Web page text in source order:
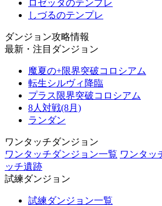
ロゼッタのテンプレ
しづるのテンプレ
ダンジョン攻略情報
最新・注目ダンジョン
魔夏の+限界突破コロシアム
転生シルヴィ降臨
プラス限界突破コロシアム
8人対戦(8月)
ランダン
ワンタッチダンジョン
ワンタッチダンジョン一覧 ワンタッ
ッチ遺跡
試練ダンジョン
試練ダンジョン一覧